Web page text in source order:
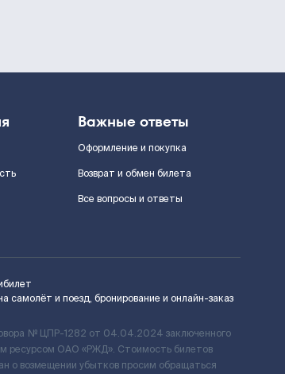
Важные ответы
Оформление и покупка
Возврат и обмен билета
Все вопросы и ответы
самолёт и поезд, бронирование и онлайн-заказ
№ ЦПР-1282 от 04.04.2024 заключенного
ресурсом ОАО «РЖД». Стоимость билетов
о возмещении убытков просим обращаться